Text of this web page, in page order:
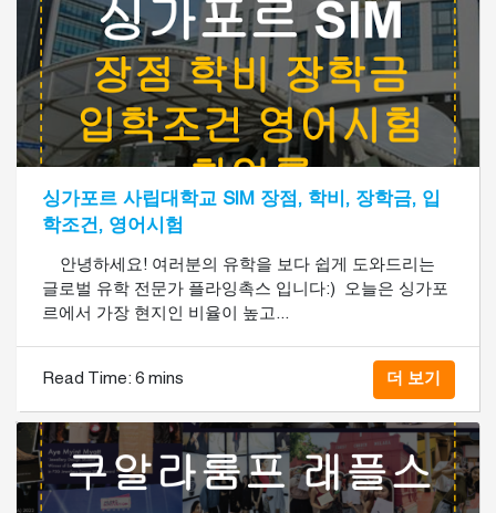
싱가포르 사립대학교 SIM 장점, 학비, 장학금, 입
학조건, 영어시험
안녕하세요! 여러분의 유학을 보다 쉽게 도와드리는
글로벌 유학 전문가 플라잉촉스 입니다:) ​ 오늘은 싱가포
르에서 가장 현지인 비율이 높고...
Read Time: 6 mins 더 보기